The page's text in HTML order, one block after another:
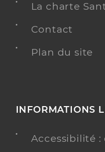
La charte
Contact
Plan du site
INFORMATIONS
Accessibilité